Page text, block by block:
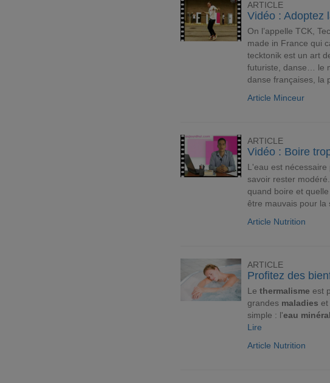
ARTICLE
Vidéo : Adoptez
On l’appelle TCK,
made in France qui
tecktonik est un art
futuriste, danse… le
danse françaises, la
Article Minceur
ARTICLE
Vidéo : Boire
L'eau est
savoir rester
quand boire et
être mauvais pour la
Article Nutrition
ARTICLE
Profitez des
Le thermalisme est
grandes maladies et
simple : l'eau
Lire
Article Nutrition